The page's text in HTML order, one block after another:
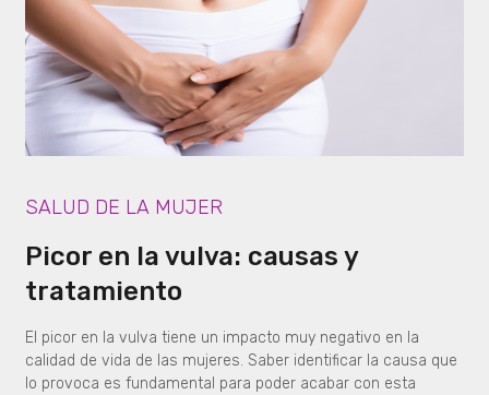
SALUD DE LA MUJER
Picor en la vulva: causas y
tratamiento
El picor en la vulva tiene un impacto muy negativo en la
calidad de vida de las mujeres. Saber identificar la causa que
lo provoca es fundamental para poder acabar con esta